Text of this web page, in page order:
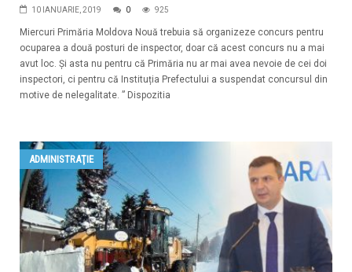
10 IANUARIE, 2019 0 925
Miercuri Primăria Moldova Nouă trebuia să organizeze concurs pentru
ocuparea a două posturi de inspector, doar că acest concurs nu a mai
avut loc. Și asta nu pentru că Primăria nu ar mai avea nevoie de cei doi
inspectori, ci pentru că Instituția Prefectului a suspendat concursul din
motive de nelegalitate. ” Dispozitia
ADMINISTRAŢIE